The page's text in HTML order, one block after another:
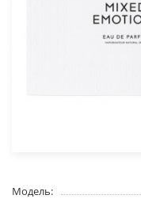
Модель: